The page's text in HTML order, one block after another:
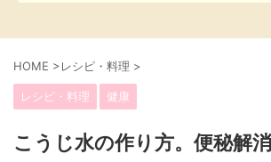
HOME >レシピ・料理 >
レシピ・料理 健康
こうじ水の作り方。便秘解